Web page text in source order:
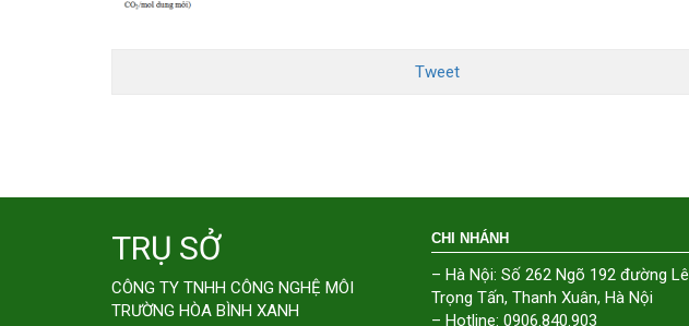
Tweet
TRỤ SỞ
CÔNG TY TNHH CÔNG NGHỆ MÔI
TRƯỜNG HÒA BÌNH XANH
CHI NHÁNH
– Hà Nội: Số 262 Ngõ 192 đường Lê
Trọng Tấn, Thanh Xuân, Hà Nội
– Hotline: 0906.840.903